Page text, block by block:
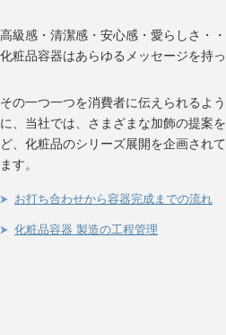
高級感・清潔感・安心感・愛らしさ・・
化粧品容器はあらゆるメッセージを持っ
その一つ一つを消費者に伝えられるよ
に、当社では、さまざまな加飾の提案
ど、化粧品のシリーズ展開を企画され
ます。
お打ち合わせから容器完成までの流れ
化粧品容器 製造の工程管理